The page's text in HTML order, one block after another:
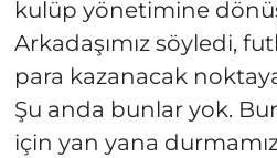
kulüp yönetimine
Arkadaşımız söyledi,
para kazanacak
Şu anda bunlar yok.
için yan yana